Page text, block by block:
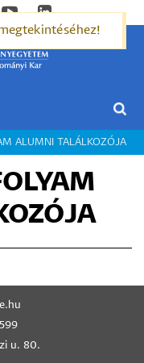
ALUMNI TALÁLKOZÓJA
u. 80.